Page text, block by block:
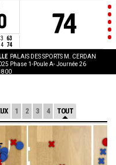
63
74
74
PALAIS DES SPORTS M. CERDAN
Phase 1-Poule A- Journée 26
1 2 3 4 TOUT